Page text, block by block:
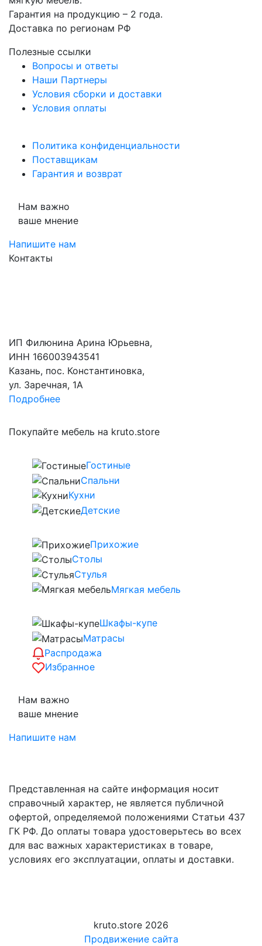
Гарантия на продукцию – 2 года.
Доставка по регионам РФ
Полезные ссылки
Вопросы и ответы
Наши Партнеры
Условия сборки и доставки
Условия оплаты
Политика конфиденциальности
Поставщикам
Гарантия и возврат
Нам важно
ваше мнение
Напишите нам
Контакты
ИП Филюнина Арина Юрьевна,
ИНН 166003943541
Казань, пос. Константиновка,
ул. Заречная, 1А
Подробнее
Покупайте мебель на kruto.store
Гостиные
Спальни
Кухни
Детские
Прихожие
Столы
Стулья
Мягкая мебель
Шкафы-купе
Матрасы
Распродажа
Избранное
Нам важно
ваше мнение
Напишите нам
Представленная на сайте информация носит
справочный характер, не является публичной
офертой, определяемой положениями Статьи 437
ГК РФ. До оплаты товара удостоверьтесь во всех
для вас важных характеристиках в товаре,
условиях его эксплуатации, оплаты и доставки.
kruto.store 2026
Продвижение сайта